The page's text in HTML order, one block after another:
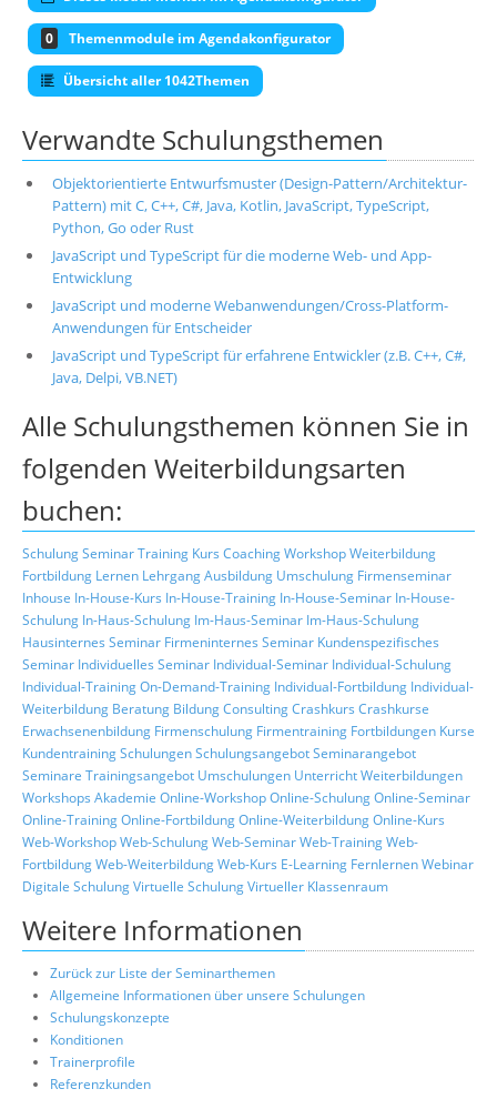
0 Themenmodule im Agendakonfigurator
Übersicht aller 1042Themen
Verwandte Schulungsthemen
Objektorientierte Entwurfsmuster (Design-Pattern/Architektur-
Pattern) mit C, C++, C#, Java, Kotlin, JavaScript, TypeScript,
Python, Go oder Rust
JavaScript und TypeScript für die moderne Web- und App-
Entwicklung
JavaScript und moderne Webanwendungen/Cross-Platform-
Anwendungen für Entscheider
JavaScript und TypeScript für erfahrene Entwickler (z.B. C++, C#,
Java, Delpi, VB.NET)
Alle Schulungsthemen können Sie in
folgenden Weiterbildungsarten
buchen:
SchulungSeminarTraining Kurs CoachingWorkshopWeiterbildung
Fortbildung Lernen LehrgangAusbildung Umschulung Firmenseminar
Inhouse In-House-Kurs In-House-Training In-House-Seminar In-House-
Schulung In-Haus-Schulung Im-Haus-Seminar Im-Haus-Schulung
Hausinternes Seminar Firmeninternes Seminar Kundenspezifisches
Seminar Individuelles Seminar Individual-Seminar Individual-Schulung
Individual-TrainingOn-Demand-Training Individual-Fortbildung Individual-
Weiterbildung Beratung BildungConsultingCrashkurs Crashkurse
Erwachsenenbildung Firmenschulung Firmentraining Fortbildungen Kurse
KundentrainingSchulungenSchulungsangebotSeminarangebot
Seminare Trainingsangebot Umschulungen UnterrichtWeiterbildungen
Workshops Akademie Online-WorkshopOnline-SchulungOnline-Seminar
Online-TrainingOnline-FortbildungOnline-WeiterbildungOnline-Kurs
Web-WorkshopWeb-SchulungWeb-SeminarWeb-TrainingWeb-
FortbildungWeb-WeiterbildungWeb-Kurs E-Learning FernlernenWebinar
Digitale SchulungVirtuelle SchulungVirtueller Klassenraum
Weitere Informationen
Zurück zur Liste der Seminarthemen
Allgemeine Informationen über unsere Schulungen
Schulungskonzepte
Konditionen
Trainerprofile
Referenzkunden